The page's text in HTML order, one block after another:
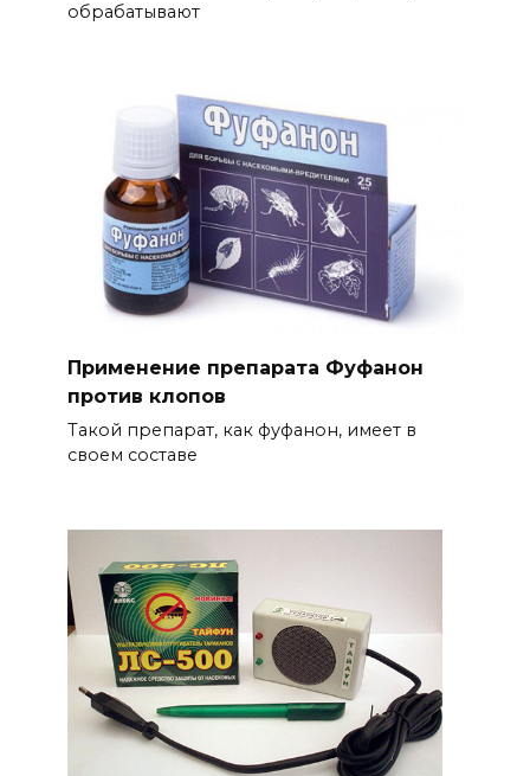
обрабатывают
Применение препарата Фуфанон
против клопов
Такой препарат, как фуфанон, имеет в
своем составе